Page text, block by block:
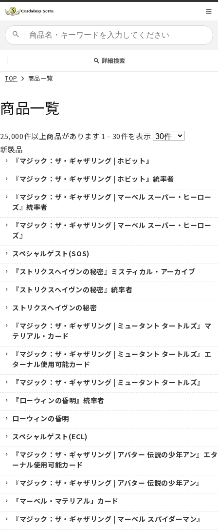
ンツに
詳細検索
商品コード
カードセット
TOP 商品一覧
商品一覧
25,000件以上商品があります 1 - 30件を表示
新製品
『マジック：ザ・ギャザリング | ホビット』
『マジック：ザ・ギャザリング | ホビット』統率者
『マジック：ザ・ギャザリング | マーベル スーパー・ヒーロー
ズ』統率者
『マジック：ザ・ギャザリング | マーベル スーパー・ヒーロー
ズ』
スペシャルゲスト(SOS)
『ストリクスヘイヴンの秘密』ミスティカル・アーカイブ
『ストリクスヘイヴンの秘密』統率者
ストリクスヘイヴンの秘密
『マジック：ザ・ギャザリング | ミュータント タートルズ』マ
テリアル・カード
『マジック：ザ・ギャザリング | ミュータント タートルズ』エ
ターナル使用可能カード
『マジック：ザ・ギャザリング | ミュータント タートルズ』
『ローウィンの昏明』統率者
ローウィンの昏明
スペシャルゲスト(ECL)
『マジック：ザ・ギャザリング | アバター 伝説の少年アン』エタ
ーナル使用可能カード
『マジック：ザ・ギャザリング | アバター 伝説の少年アン』
「マーベル・マテリアル」カード
『マジック：ザ・ギャザリング | マーベル スパイダーマン』